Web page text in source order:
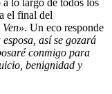
el final del
. Un eco responde
así se gozará
conmigo para
benignidad y